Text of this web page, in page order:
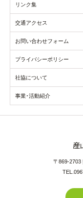
リンク集
交通アクセス
お問い合わせフォーム
プライバシーポリシー
社協について
事業･活動紹介
産
〒869-2703